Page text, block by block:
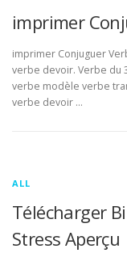
imprimer
imprimer Conjuguer
verbe devoir. Verbe du
verbe modèle verbe
verbe devoir …
ALL
Télécharger
Stress Aperçu